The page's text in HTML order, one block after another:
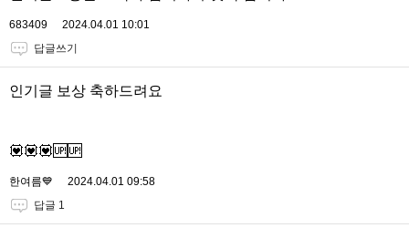
683409
2024.04.01 10:01
답글쓰기
인기글 보상 축하드려요
💟💟💟🆙🆙
한여름💙
2024.04.01 09:58
답글 1